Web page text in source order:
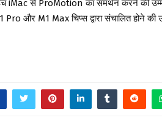
iMac से ProMotion का समर्थन करने की
और M1 Max चिप्स द्वारा संचालित होने